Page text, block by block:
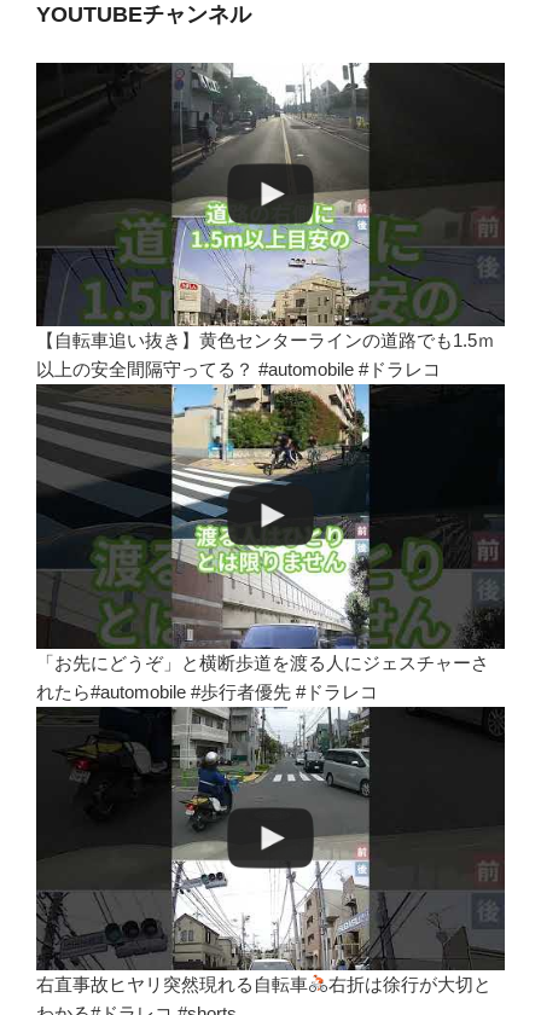
YOUTUBEチャンネル
【自転車追い抜き】黄色センターラインの道路でも1.5ｍ
以上の安全間隔守ってる？ #automobile #ドラレコ
「お先にどうぞ」と横断歩道を渡る人にジェスチャーさ
れたら#automobile #歩行者優先 #ドラレコ
右直事故ヒヤリ突然現れる自転車
右折は徐行が大切と